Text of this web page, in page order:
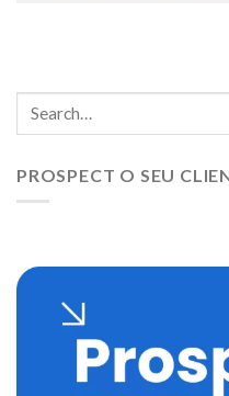
PROSPECT O SEU